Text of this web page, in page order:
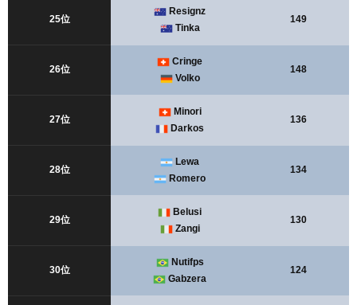
25位
Resignz
Tinka
149
26位
Cringe
Volko
148
27位
Minori
Darkos
136
28位
Lewa
Romero
134
29位
Belusi
Zangi
130
30位
Nutifps
Gabzera
124